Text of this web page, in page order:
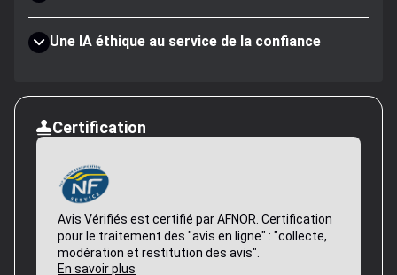
Une IA éthique au service de la confiance
Certification
Avis Vérifiés est certifié par AFNOR. Certification
pour le traitement des "avis en ligne" : "collecte,
modération et restitution des avis".
En savoir plus